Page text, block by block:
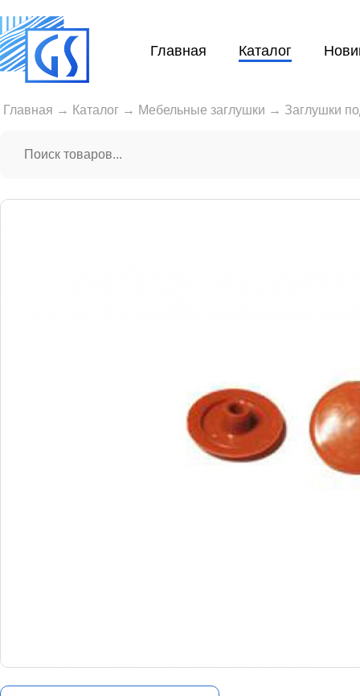
Главная Каталог
Главная → Каталог → Мебельные заглушки → Заглушки